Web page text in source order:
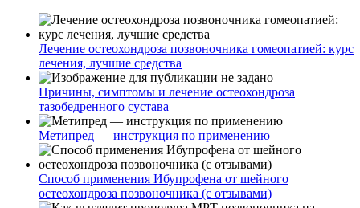
Лечение остеохондроза позвоночника гомеопатией: курс
лечения, лучшие средства
Причины, симптомы и лечение остеохондроза
тазобедренного сустава
Метипред — инструкция по применению
Способ применения Ибупрофена от шейного
остеохондроза позвоночника (с отзывами)